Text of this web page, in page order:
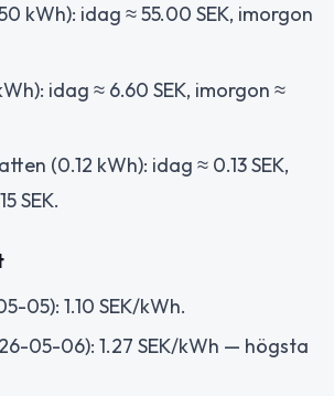
kWh): idag ≈ 55.00 SEK, imorgon
idag ≈ 6.60 SEK, imorgon ≈
(0.12 kWh): idag ≈ 0.13 SEK,
SEK.
05): 1.10 SEK/kWh.
05-06): 1.27 SEK/kWh — högsta